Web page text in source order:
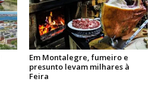
Em Montalegre, fumeiro e
presunto levam milhares à
Feira